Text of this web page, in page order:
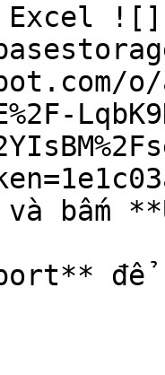
![]
o/
và bấm
để